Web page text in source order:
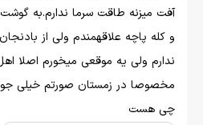
آفت میزنه طاقت سرما ندارم.به
و کله پاچه علاقهمندم ولی از
ندارم ولی یه موقعی میخورم اصلا
مخصوصا در زمستان صورتم خیلی
چی هست